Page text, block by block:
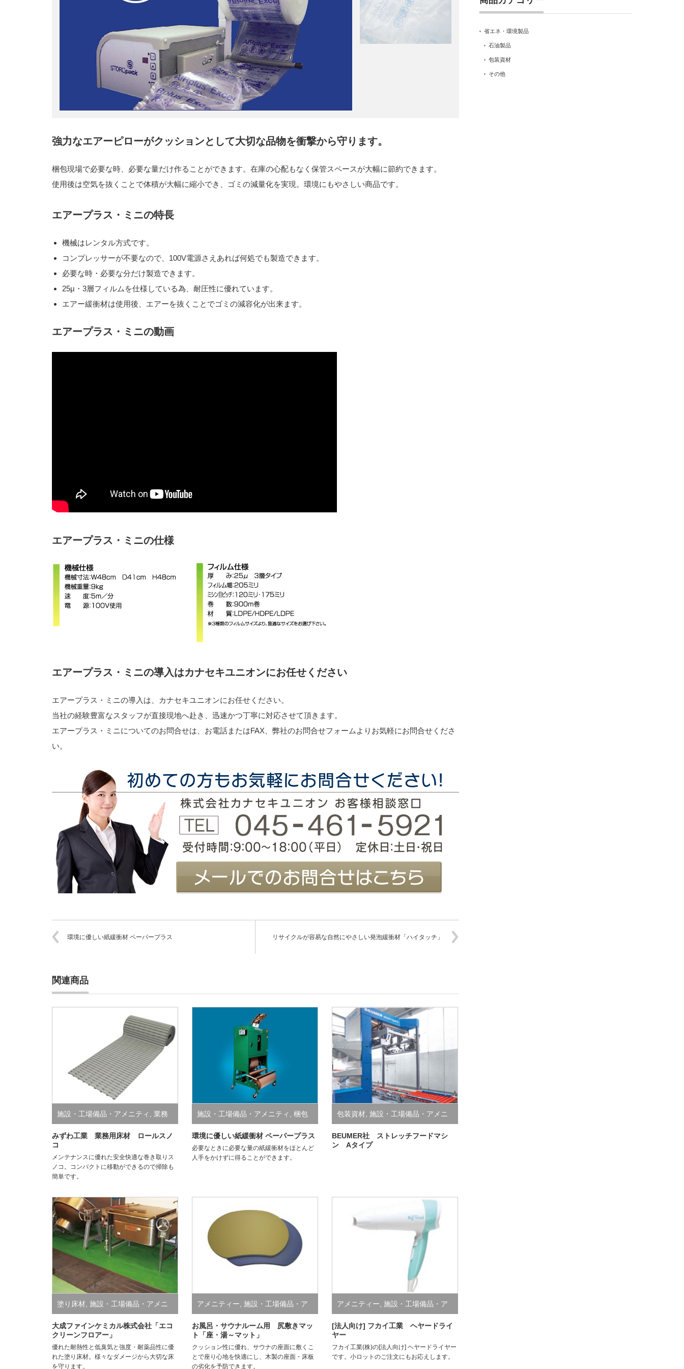
強力なエアーピローがクッションとして大切な品物を衝撃から守ります。
梱包現場で必要な時、必要な量だけ作ることができます。在庫の心配もなく保管スペースが大幅に節約できます。
使用後は空気を抜くことで体積が大幅に縮小でき、ゴミの減量化を実現。環境にもやさしい商品です。
エアープラス・ミニの特長
機械はレンタル方式です。
コンプレッサーが不要なので、100V電源さえあれば何処でも製造できます。
必要な時・必要な分だけ製造できます。
25μ・3層フィルムを仕様している為、耐圧性に優れています。
エアー緩衝材は使用後、エアーを抜くことでゴミの減容化が出来ます。
エアープラス・ミニの動画
エアープラス・ミニの仕様
エアープラス・ミニの導入はカナセキユニオンにお任せください
エアープラス・ミニの導入は、カナセキユニオンにお任せください。
当社の経験豊富なスタッフが直接現地へ赴き、迅速かつ丁寧に対応させて頂きます。
エアープラス・ミニについてのお問合せは、お電話またはFAX、弊社のお問合せフォームよりお気軽にお問合せくださ
い。
環境に優しい紙緩衝材 ペーパープラス リサイクルが容易な自然にやさしい発泡緩衝材「ハイタッチ」
関連商品
施設・工場備品・アメニティ 業務
用床材
みずわ工業 業務用床材 ロールスノ
コ
メンテナンスに優れた安全快適な巻き取りス
ノコ。コンパクトに移動ができるので掃除も
簡単です。
施設・工場備品・アメニティ 梱包
資材
環境に優しい紙緩衝材 ペーパープラス
必要なときに必要な量の紙緩衝材をほとんど
人手をかけずに得ることができます。
包装資材 施設・工場備品・アメニ
ティ,梱包資材
BEUMER社 ストレッチフードマシ
ン Aタイプ
塗り床材 施設・工場備品・アメニ
ティ,業務用床材
大成ファインケミカル株式会社「エコ
クリーンフロアー」
優れた耐熱性と低臭気と強度・耐薬品性に優
れた塗り床材。様々なダメージから大切な床
を守ります。
アメニティー 施設・工場備品・ア
メニティ
お風呂・サウナルーム用 尻敷きマッ
ト「座・湯～マット」
クッション性に優れ、サウナの座面に敷くこ
とで座り心地を快適にし、木製の座面・床板
の劣化を予防できます。
アメニティー 施設・工場備品・ア
メニティ
[法人向け] フカイ工業 ヘヤードライ
ヤー
フカイ工業(株)の[法人向け] ヘヤードライヤー
です。小ロットのご注文にもお応えします。
省エネ・環境製品
石油製品
包装資材
その他